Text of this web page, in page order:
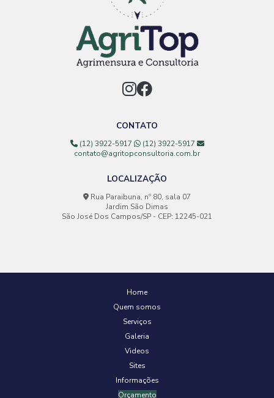
CONTATO
(12) 3922-5917
(12) 3922-5917
contato@agritopconsultoria.com.br
LOCALIZAÇÃO
Rua Paraibuna, nº 80, sala 07
Jardim São Dimas
São José Dos Campos/SP - CEP: 12245-021
Home
Quem somos
Serviços
Galeria
Videos
Sites
Informações
Orçamento